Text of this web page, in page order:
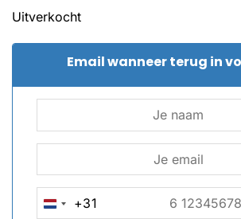
Uitverkocht
Email wanneer terug in
NETHERLANDS
+31